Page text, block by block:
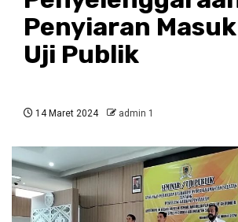
Penyiaran
Uji Publik
14 Maret 2024 admin 1